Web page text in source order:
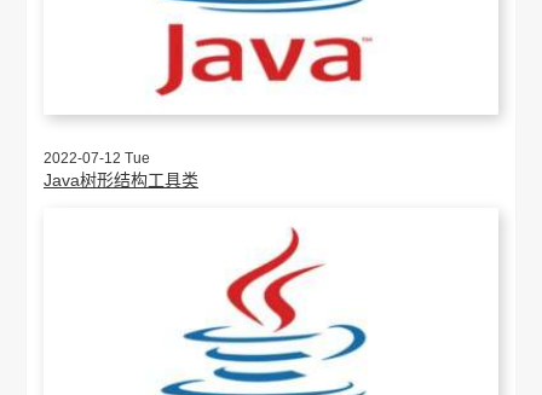
2022-07-12 Tue
Java树形结构工具类